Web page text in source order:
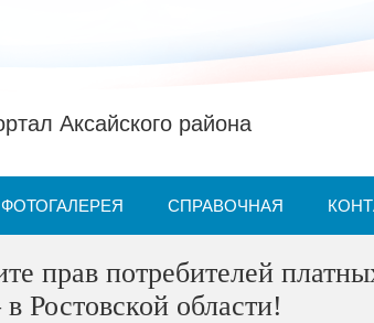
Аксайского района
ФОТОГАЛЕРЕЯ СПРАВОЧНАЯ
прав потребителей
Ростовской области!